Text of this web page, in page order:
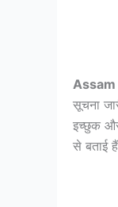
सूचना
इच्छुक
से बताई